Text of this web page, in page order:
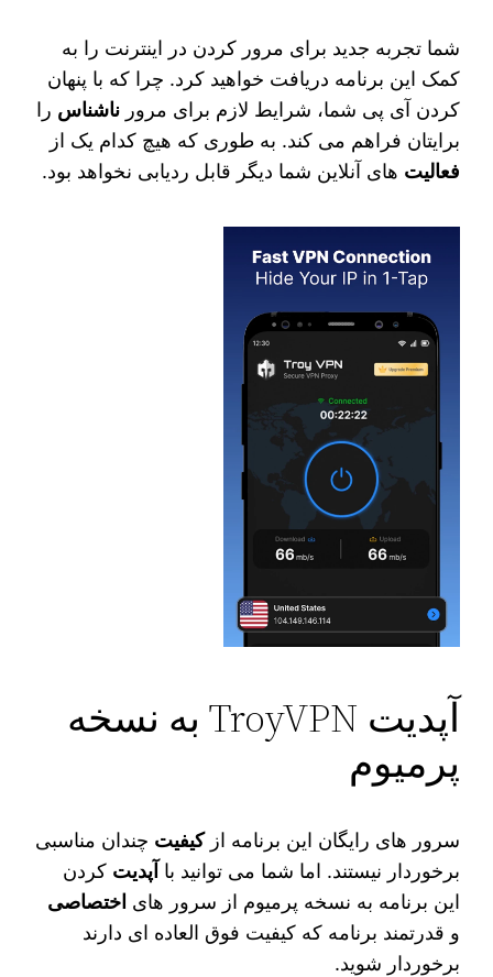
شما تجربه جدید برای مرور کردن در اینترنت را به
کمک این برنامه دریافت خواهید کرد. چرا که با پنهان
کردن آی‌ پی شما، شرایط لازم برای مرورناشناس را
برایتان فراهم می کند. به طوری که هیچ کدام یک از
فعالیت های آنلاین شما دیگر قابل ردیابی نخواهد بود.
آپدیت TroyVPN به نسخه
پرمیوم
سرور های رایگان این برنامه ازکیفیت چندان مناسبی
برخوردار نیستند. اما شما می‌ توانید با آپدیت کردن
این برنامه به نسخه پرمیوم از سرور های اختصاصی
و قدرتمند برنامه که کیفیت فوق العاده ای دارند
برخوردار شوید.